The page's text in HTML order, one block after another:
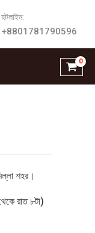
হটলাইন:
+8801781790596
শহর।
রাত ৮টা)